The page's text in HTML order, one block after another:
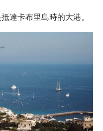
達卡布里島時的大港。